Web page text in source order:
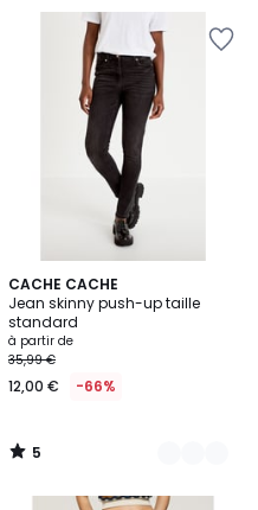
CACHE CACHE
Jean skinny push-up taille
standard
à partir de
35,99 €
12,00 € -66%
5
/
5
5
Couleurs
5
/